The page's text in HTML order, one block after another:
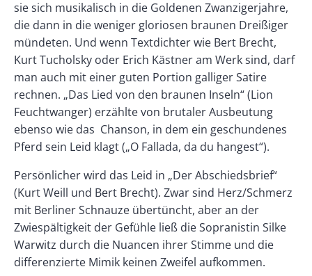
sie sich musikalisch in die Goldenen Zwanzigerjahre,
die dann in die weniger gloriosen braunen Dreißiger
mündeten. Und wenn Textdichter wie Bert Brecht,
Kurt Tucholsky oder Erich Kästner am Werk sind, darf
man auch mit einer guten Portion galliger Satire
rechnen. „Das Lied von den braunen Inseln“ (Lion
Feuchtwanger) erzählte von brutaler Ausbeutung
ebenso wie das Chanson, in dem ein geschundenes
Pferd sein Leid klagt („O Fallada, da du hangest“).
Persönlicher wird das Leid in „Der Abschiedsbrief“
(Kurt Weill und Bert Brecht). Zwar sind Herz/Schmerz
mit Berliner Schnauze übertüncht, aber an der
Zwiespältigkeit der Gefühle ließ die Sopranistin Silke
Warwitz durch die Nuancen ihrer Stimme und die
differenzierte Mimik keinen Zweifel aufkommen.